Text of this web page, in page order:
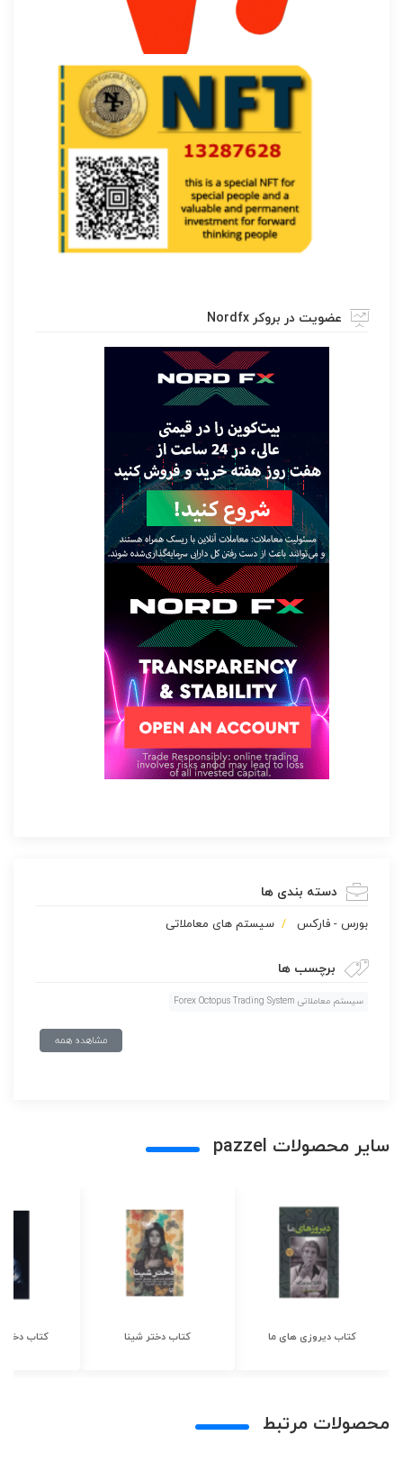
عضویت در بروکر Nordfx
دسته بندی ها
بورس - فارکس سیستم های معاملاتی
برچسب ها
سیستم معاملاتی Forex Octopus Trading System
مشاهده همه
سایر محصولات pazzel
کتاب دیروزی های ما کتاب دختر شینا کتاب دختر
محصولات مرتبط